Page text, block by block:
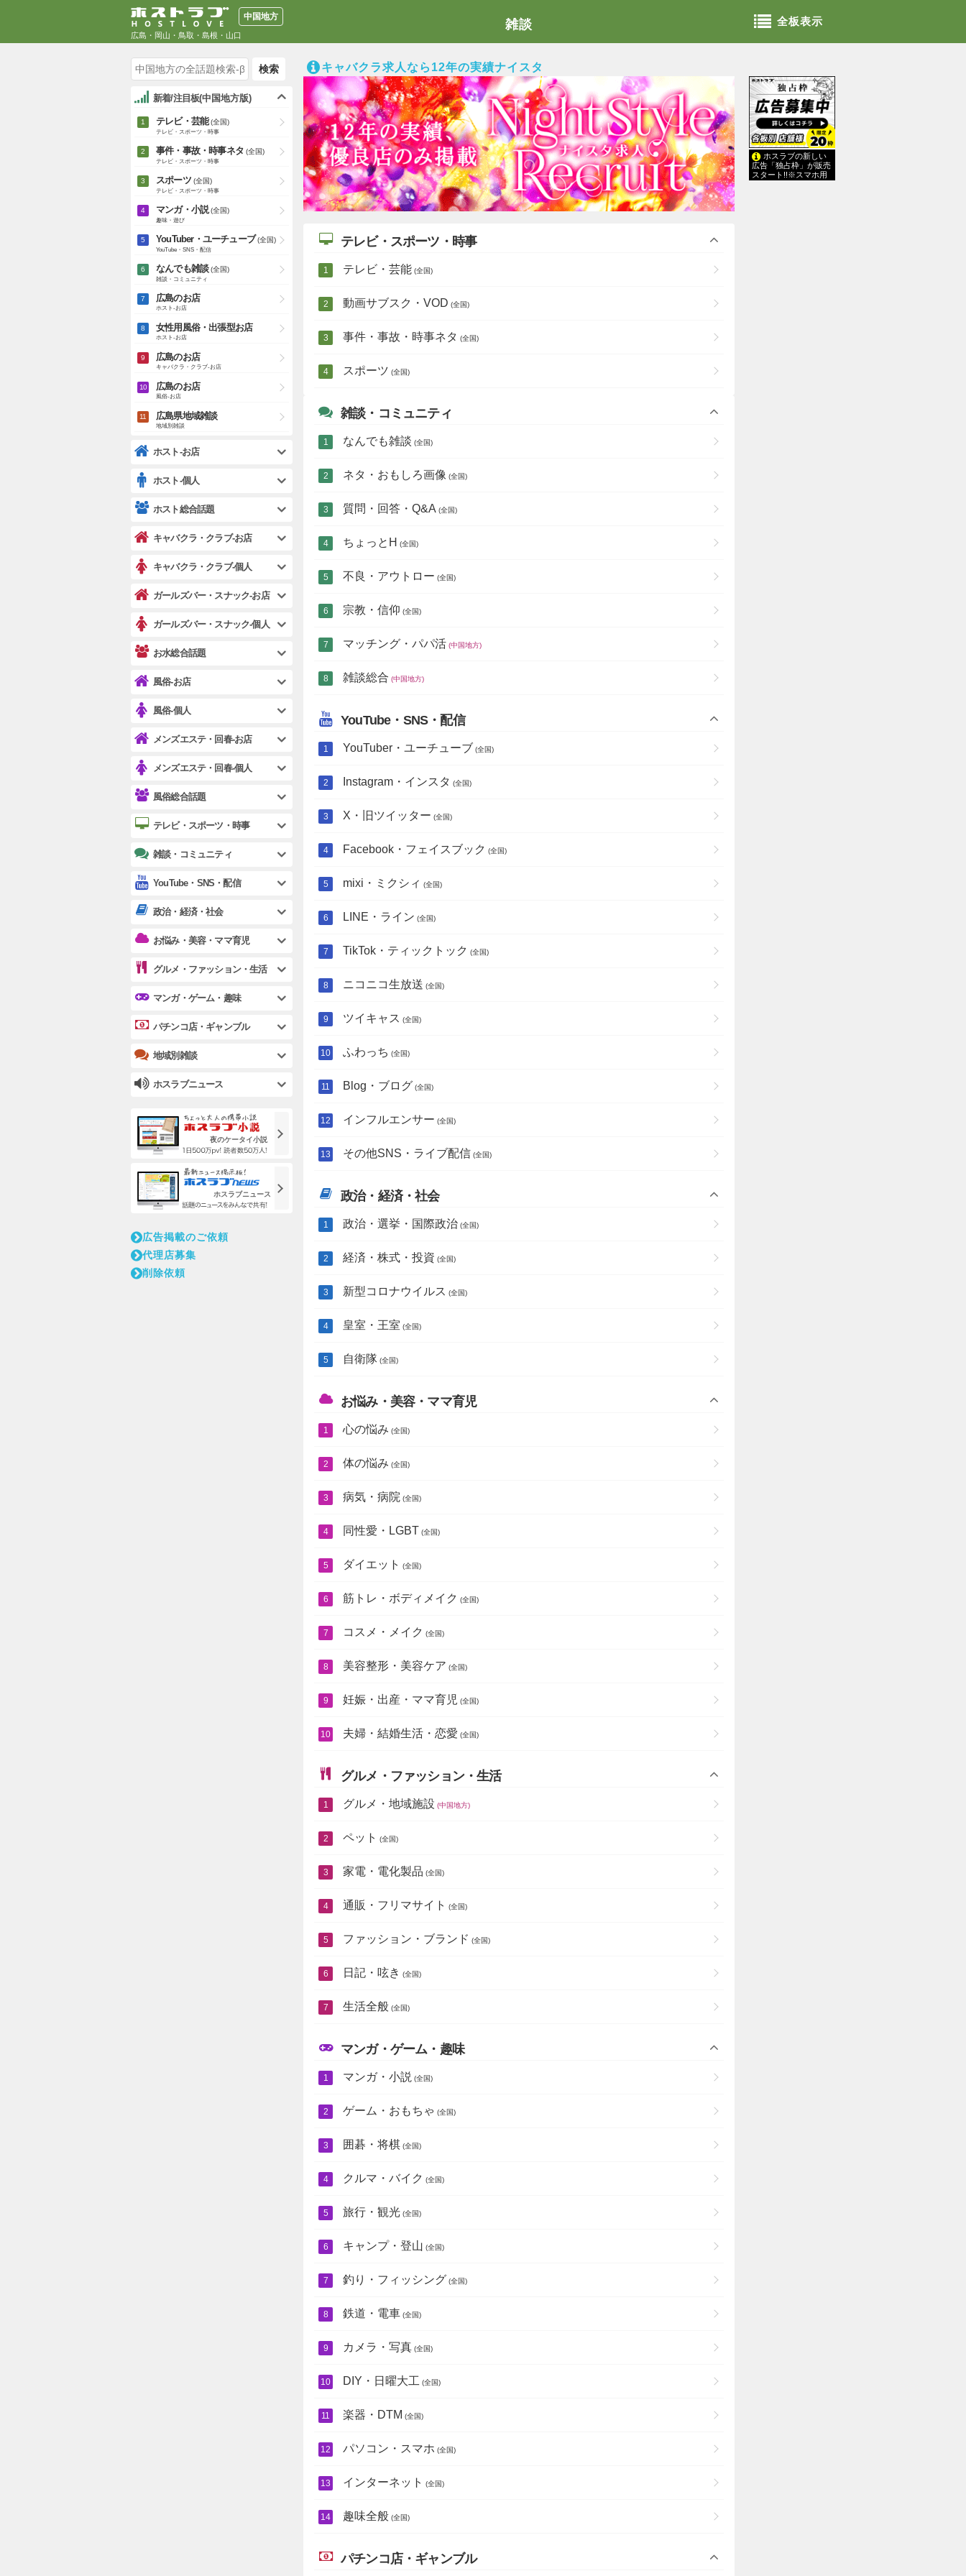
雑談
中国地方
広島・岡山・鳥取・島根・山口
全板表示
キャバクラ求人なら12年の実績ナイスタ
テレビ・スポーツ・時事
テレビ・芸能 (全国)
動画サブスク・VOD (全国)
事件・事故・時事ネタ (全国)
スポーツ (全国)
雑談・コミュニティ
なんでも雑談 (全国)
ネタ・おもしろ画像 (全国)
質問・回答・Q&A (全国)
ちょっとH (全国)
不良・アウトロー (全国)
宗教・信仰 (全国)
マッチング・パパ活 (中国地方)
雑談総合 (中国地方)
YouTube・SNS・配信
YouTuber・ユーチューブ (全国)
Instagram・インスタ (全国)
X・旧ツイッター (全国)
Facebook・フェイスブック (全国)
mixi・ミクシィ (全国)
LINE・ライン (全国)
TikTok・ティックトック (全国)
ニコニコ生放送 (全国)
ツイキャス (全国)
ふわっち (全国)
Blog・ブログ (全国)
インフルエンサー (全国)
その他SNS・ライブ配信 (全国)
政治・経済・社会
政治・選挙・国際政治 (全国)
経済・株式・投資 (全国)
新型コロナウイルス (全国)
皇室・王室 (全国)
自衛隊 (全国)
お悩み・美容・ママ育児
心の悩み (全国)
体の悩み (全国)
病気・病院 (全国)
同性愛・LGBT (全国)
ダイエット (全国)
筋トレ・ボディメイク (全国)
コスメ・メイク (全国)
美容整形・美容ケア (全国)
妊娠・出産・ママ育児 (全国)
夫婦・結婚生活・恋愛 (全国)
グルメ・ファッション・生活
グルメ・地域施設 (中国地方)
ペット (全国)
家電・電化製品 (全国)
通販・フリマサイト (全国)
ファッション・ブランド (全国)
日記・呟き (全国)
生活全般 (全国)
マンガ・ゲーム・趣味
マンガ・小説 (全国)
ゲーム・おもちゃ (全国)
囲碁・将棋 (全国)
クルマ・バイク (全国)
旅行・観光 (全国)
キャンプ・登山 (全国)
釣り・フィッシング (全国)
鉄道・電車 (全国)
カメラ・写真 (全国)
DIY・日曜大工 (全国)
楽器・DTM (全国)
パソコン・スマホ (全国)
インターネット (全国)
趣味全般 (全国)
パチンコ店・ギャンブル
ホスラブの新しい
広告「独占枠」が販売
スタート!!※スマホ用
検索
新着/注目板(中国地方版)
テレビ・芸能 (全国)
テレビ・スポーツ・時事
事件・事故・時事ネタ (全国)
テレビ・スポーツ・時事
スポーツ (全国)
テレビ・スポーツ・時事
マンガ・小説 (全国)
趣味・遊び
YouTuber・ユーチューブ (全国)
YouTube・SNS・配信
なんでも雑談 (全国)
雑談・コミュニティ
広島のお店
ホスト-お店
女性用風俗・出張型お店
ホスト-お店
広島のお店
キャバクラ・クラブ-お店
広島のお店
風俗-お店
広島県地域雑談
地域別雑談
ホスト-お店
ホスト-個人
ホスト総合話題
キャバクラ・クラブ-お店
キャバクラ・クラブ-個人
ガールズバー・スナック-お店
ガールズバー・スナック-個人
お水総合話題
風俗-お店
風俗-個人
メンズエステ・回春-お店
メンズエステ・回春-個人
風俗総合話題
テレビ・スポーツ・時事
雑談・コミュニティ
YouTube・SNS・配信
政治・経済・社会
お悩み・美容・ママ育児
グルメ・ファッション・生活
マンガ・ゲーム・趣味
パチンコ店・ギャンブル
地域別雑談
ホスラブニュース
夜のケータイ小説
ホスラブニュース
広告掲載のご依頼
代理店募集
削除依頼